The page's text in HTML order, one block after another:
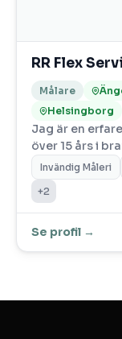
RR Flex
Målare
Helsingborg
Jag är en
över 15 års i
Invändig Måleri
+2
Se profil →